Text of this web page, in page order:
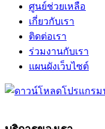
ศูนย์ช่วยเหลือ
เกี่ยวกับเรา
ติดต่อเรา
ร่วมงานกับเรา
แผนผังเว็บไซต์